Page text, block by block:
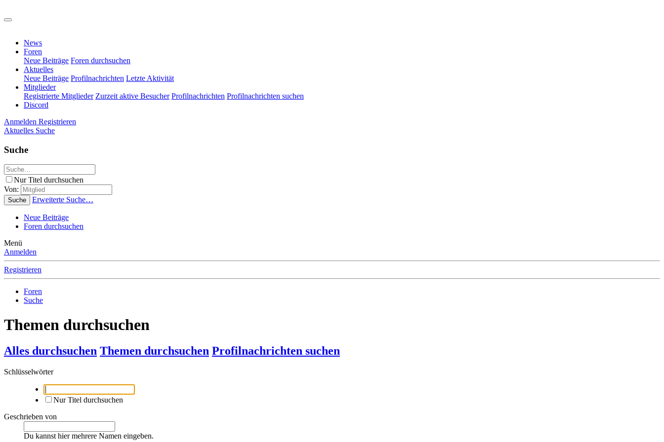
News
Foren
Neue Beiträge Foren durchsuchen
Aktuelles
Neue Beiträge Profilnachrichten Letzte Aktivität
Mitglieder
Registrierte Mitglieder Zurzeit aktive Besucher Profilnachrichten Profilnachrichten suchen
Discord
Anmelden Registrieren
Aktuelles Suche
Suche
Nur Titel durchsuchen
Von:
Suche Erweiterte Suche…
Neue Beiträge
Foren durchsuchen
Menü
Anmelden
Registrieren
Foren
Suche
Themen durchsuchen
Alles durchsuchen Themen durchsuchen Profilnachrichten suchen
Schlüsselwörter
Nur Titel durchsuchen
Geschrieben von
Du kannst hier mehrere Namen eingeben.